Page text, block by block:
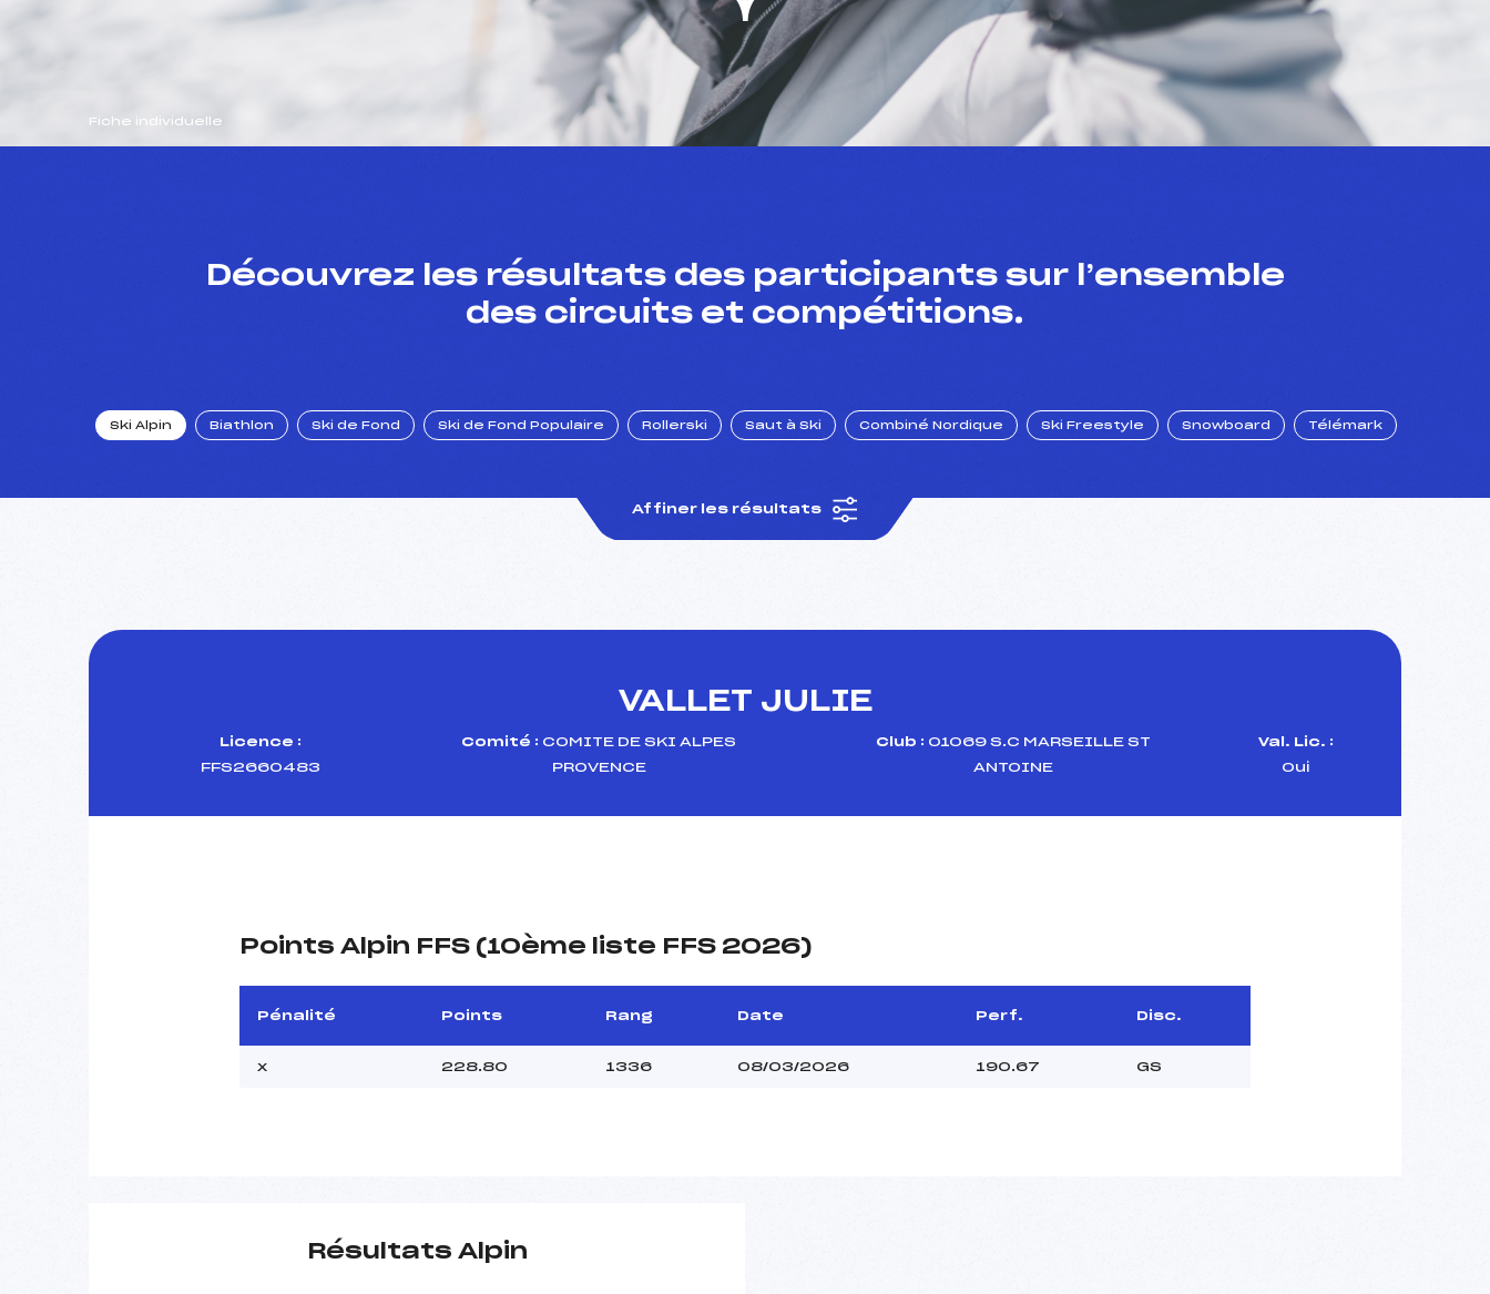
Fiche individuelle
Découvrez les résultats des participants sur l’ensemble
des circuits et compétitions.
Ski Alpin Biathlon Ski de Fond Ski de Fond Populaire Rollerski Saut à Ski Combiné Nordique Ski Freestyle Snowboard Télémark
Affiner les résultats
VALLET JULIE
Licence :
FFS2660483
Comité : COMITE DE SKI ALPES
PROVENCE
Club : 01069 S.C MARSEILLE ST
ANTOINE
Val. Lic. :
Oui
Points Alpin FFS (10ème liste FFS 2026)
Pénalité Points Rang Date Perf. Disc.
x 228.80 1336 08/03/2026 190.67 GS
Résultats Alpin